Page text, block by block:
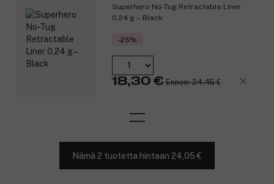
Superhero No-Tug Retractable Liner
0,24 g – Black
-25%
18,30 € Ennen: 24,45 €
Nämä 2 tuotetta hintaan 24,05 €